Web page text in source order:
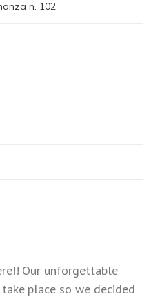
n. 102
Our unforgettable
place so we decided